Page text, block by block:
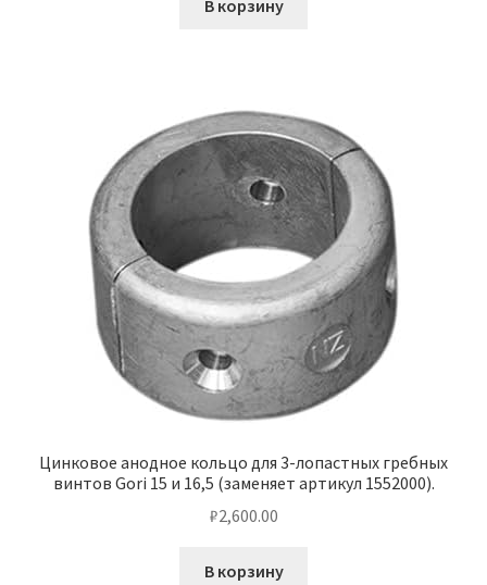
В корзину
Цинковое анодное кольцо для 3-лопастных гребных
винтов Gori 15 и 16,5 (заменяет артикул 1552000).
₽2,600.00
В корзину